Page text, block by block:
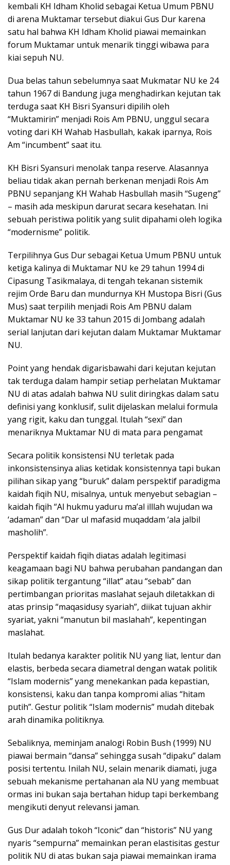
kembali KH Idham Kholid sebagai Ketua Umum PBNU
di arena Muktamar tersebut diakui Gus Dur karena
satu hal bahwa KH Idham Kholid piawai memainkan
forum Muktamar untuk menarik tinggi wibawa para
kiai sepuh NU.
Dua belas tahun sebelumnya saat Mukmatar NU ke 24
tahun 1967 di Bandung juga menghadirkan kejutan tak
terduga saat KH Bisri Syansuri dipilih oleh
“Muktamirin” menjadi Rois Am PBNU, unggul secara
voting dari KH Wahab Hasbullah, kakak iparnya, Rois
Am “incumbent” saat itu.
KH Bisri Syansuri menolak tanpa reserve. Alasannya
beliau tidak akan pernah berkenan menjadi Rois Am
PBNU sepanjang KH Wahab Hasbullah masih “Sugeng”
– masih ada meskipun darurat secara kesehatan. Ini
sebuah peristiwa politik yang sulit dipahami oleh logika
“modernisme” politik.
Terpilihnya Gus Dur sebagai Ketua Umum PBNU untuk
ketiga kalinya di Muktamar NU ke 29 tahun 1994 di
Cipasung Tasikmalaya, di tengah tekanan sistemik
rejim Orde Baru dan mundurnya KH Mustopa Bisri (Gus
Mus) saat terpilih menjadi Rois Am PBNU dalam
Muktamar NU ke 33 tahun 2015 di Jombang adalah
serial lanjutan dari kejutan dalam Muktamar Muktamar
NU.
Point yang hendak digarisbawahi dari kejutan kejutan
tak terduga dalam hampir setiap perhelatan Muktamar
NU di atas adalah bahwa NU sulit diringkas dalam satu
definisi yang konklusif, sulit dijelaskan melalui formula
yang rigit, kaku dan tunggal. Itulah “sexi” dan
menariknya Muktamar NU di mata para pengamat
Secara politik konsistensi NU terletak pada
inkonsistensinya alias ketidak konsistennya tapi bukan
pilihan sikap yang “buruk” dalam perspektif paradigma
kaidah fiqih NU, misalnya, untuk menyebut sebagian –
kaidah fiqih “Al hukmu yaduru ma’al illlah wujudan wa
‘adaman” dan “Dar ul mafasid muqaddam ‘ala jalbil
masholih”.
Perspektif kaidah fiqih diatas adalah legitimasi
keagamaan bagi NU bahwa perubahan pandangan dan
sikap politik tergantung “illat” atau “sebab” dan
pertimbangan prioritas maslahat sejauh diletakkan di
atas prinsip “maqasidusy syariah”, diikat tujuan akhir
syariat, yakni “manutun bil maslahah”, kepentingan
maslahat.
Itulah bedanya karakter politik NU yang liat, lentur dan
elastis, berbeda secara diametral dengan watak politik
“Islam modernis” yang menekankan pada kepastian,
konsistensi, kaku dan tanpa kompromi alias “hitam
putih”. Gestur politik “Islam modernis” mudah ditebak
arah dinamika politiknya.
Sebaliknya, meminjam analogi Robin Bush (1999) NU
piawai bermain “dansa” sehingga susah “dipaku” dalam
posisi tertentu. Inilah NU, selain menarik diamati, juga
sebuah mekanisme pertahanan ala NU yang membuat
ormas ini bukan saja bertahan hidup tapi berkembang
mengikuti denyut relevansi jaman.
Gus Dur adalah tokoh “Iconic” dan “historis” NU yang
nyaris “sempurna” memainkan peran elastisitas gestur
politik NU di atas bukan saja piawai memainkan irama